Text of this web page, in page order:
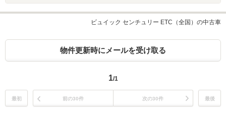
ビュイック センチュリー ETC（全国）の中古車
物件更新時にメールを受け取る
1/1
最初 前の30件 次の30件 最後